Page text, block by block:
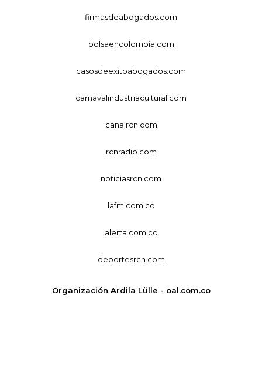
firmasdeabogados.com
bolsaencolombia.com
casosdeexitoabogados.com
carnavalindustriacultural.com
canalrcn.com
rcnradio.com
noticiasrcn.com
lafm.com.co
alerta.com.co
deportesrcn.com
Organización Ardila Lülle - oal.com.co